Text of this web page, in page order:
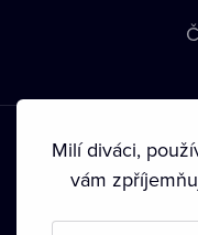
Podmínky používání •
Milí diváci,
vám